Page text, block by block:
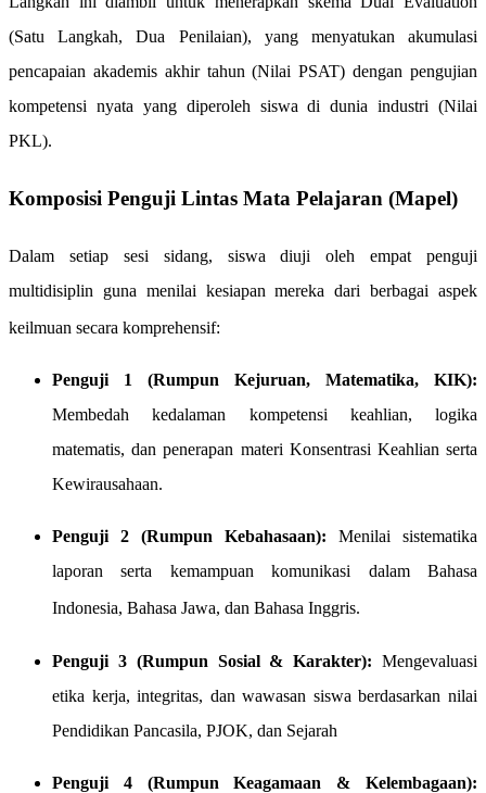
(Satu Langkah, Dua Penilaian), yang menyatukan akumulasi
pencapaian akademis akhir tahun (Nilai PSAT) dengan pengujian
kompetensi nyata yang diperoleh siswa di dunia industri (Nilai
PKL).
Komposisi Penguji Lintas Mata Pelajaran (Mapel)
Dalam setiap sesi sidang, siswa diuji oleh empat penguji
multidisiplin guna menilai kesiapan mereka dari berbagai aspek
keilmuan secara komprehensif:
Penguji 1 (Rumpun Kejuruan, Matematika, KIK):
Membedah kedalaman kompetensi keahlian, logika
matematis, dan penerapan materi Konsentrasi Keahlian serta
Kewirausahaan.
Penguji 2 (Rumpun Kebahasaan): Menilai sistematika
laporan serta kemampuan komunikasi dalam Bahasa
Indonesia, Bahasa Jawa, dan Bahasa Inggris.
Penguji 3 (Rumpun Sosial & Karakter): Mengevaluasi
etika kerja, integritas, dan wawasan siswa berdasarkan nilai
Pendidikan Pancasila, PJOK, dan Sejarah
Penguji 4 (Rumpun Keagamaan & Kelembagaan):